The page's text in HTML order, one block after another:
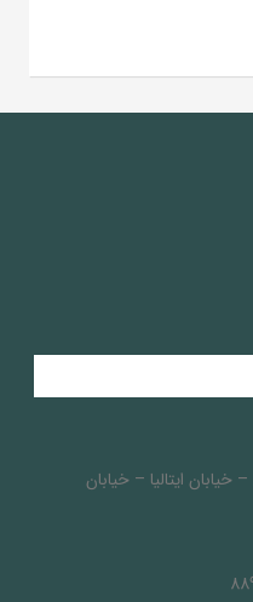
ايتاليا – خيابان